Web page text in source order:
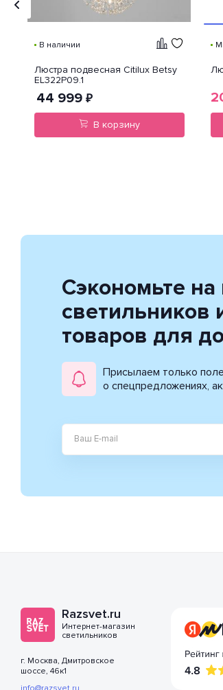
В наличии
Люстра подвесная Citilux Betsy
EL322P09.1
44 999₽
В корзину
Сэкономьте на
светильников
товаров для
Присылаем только
о спецпредложениях,
Razsvet.ru
Интернет-магазин
светильников
г. Москва, Дмитровское
шоссе, 46к1